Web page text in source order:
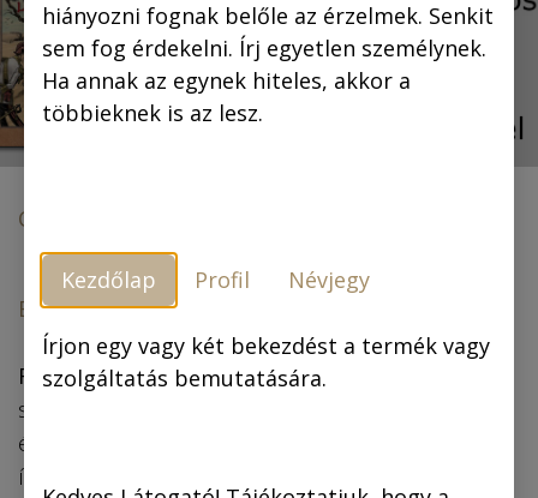
Cikkek és megjelenések
Piszkos Fred a kapitány
Ekultura.hu: Piszkos Fred a kapitány
Rejtő Jenő(1905. március 29.–1943. január 1.)
számos emlékezetes figurát alkotott regényeiben
és egyéb műveiben, és megannyi olyan jelenetet
írt, amit nemzedékek emlegetnek széles mosollyal
hiányozni fognak belőle az érzelmek. Senkit
sem fog érdekelni. Írj egyetlen személynek.
Ha annak az egynek hiteles, akkor a
többieknek is az lesz.
Kezdőlap Profil Névjegy
Írjon egy vagy két bekezdést a termék vagy
szolgáltatás bemutatására.